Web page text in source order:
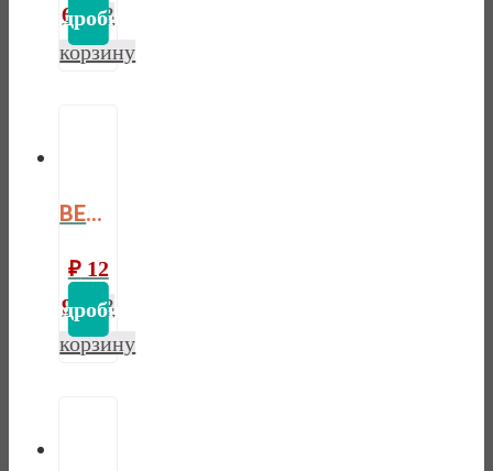
620 В
корзину
ВЕШАЛКА НАВЕСНАЯ ФОРЕСТ БЕЛЫЙ ВОСК/АНТРАЦИТ
₽12
970 В
корзину